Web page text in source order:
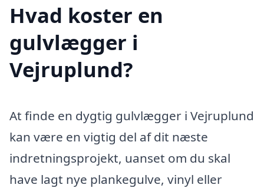
Hvad koster en
gulvlægger i
Vejruplund?
At finde en dygtig gulvlægger i Vejruplund
kan være en vigtig del af dit næste
indretningsprojekt, uanset om du skal
have lagt nye plankegulve, vinyl eller